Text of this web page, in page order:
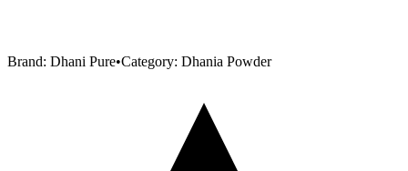
Brand: Dhani Pure•Category: Dhania Powder